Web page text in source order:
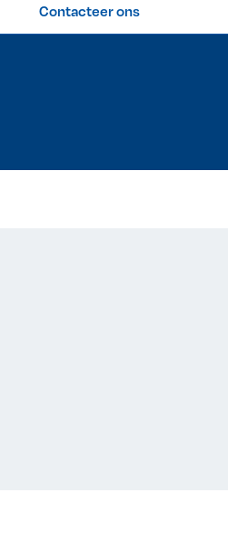
Contacteer ons